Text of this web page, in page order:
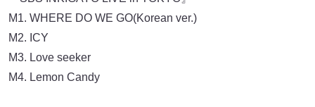
M1. WHERE DO WE GO(Korean ver.)
M2. ICY
M3. Love seeker
M4. Lemon Candy